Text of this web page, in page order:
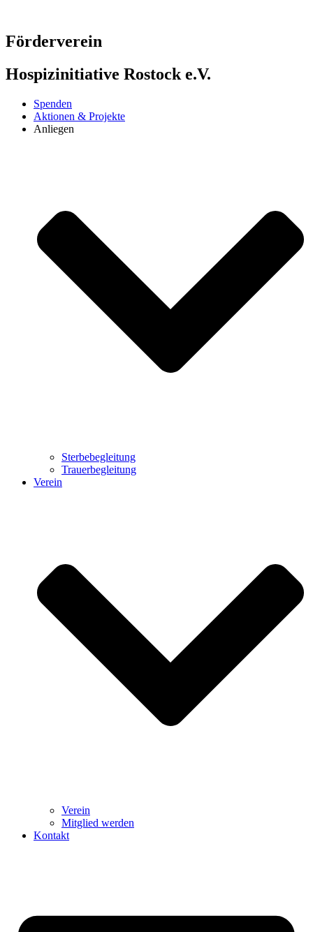
springen
Förderverein
Hospizinitiative Rostock e.V.
Spenden
Aktionen & Projekte
Anliegen
Sterbebegleitung
Trauerbegleitung
Verein
Verein
Mitglied werden
Kontakt